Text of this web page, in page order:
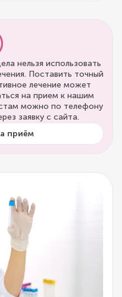
нельзя использовать
Поставить точный
лечение может
на прием к нашим
можно по телефону
заявку с сайта.
приём